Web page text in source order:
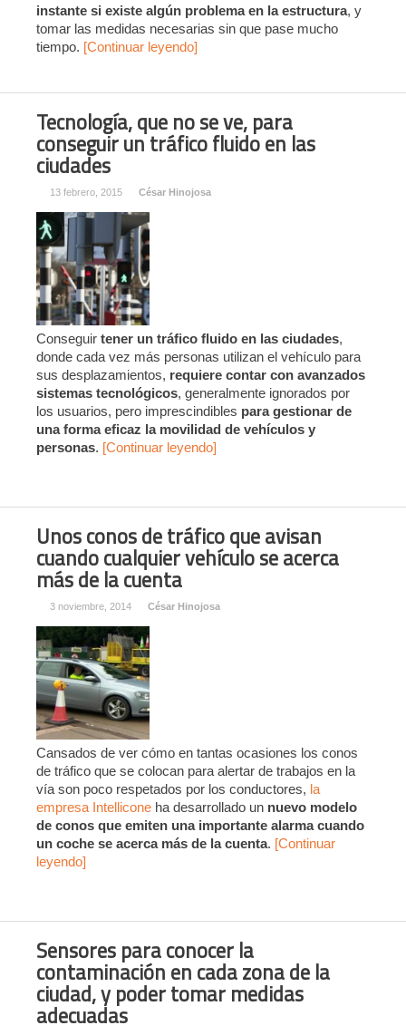
instante si existe algún problema en la estructura, y
tomar las medidas necesarias sin que pase mucho
tiempo. [Continuar leyendo]
Tecnología, que no se ve, para
conseguir un tráfico fluido en las
ciudades
13 febrero, 2015 César Hinojosa
Conseguir tener un tráfico fluido en las ciudades,
donde cada vez más personas utilizan el vehículo para
sus desplazamientos, requiere contar con avanzados
sistemas tecnológicos, generalmente ignorados por
los usuarios, pero imprescindibles para gestionar de
una forma eficaz la movilidad de vehículos y
personas. [Continuar leyendo]
Unos conos de tráfico que avisan
cuando cualquier vehículo se acerca
más de la cuenta
3 noviembre, 2014 César Hinojosa
Cansados de ver cómo en tantas ocasiones los conos
de tráfico que se colocan para alertar de trabajos en la
vía son poco respetados por los conductores, la
empresa Intellicone ha desarrollado un nuevo modelo
de conos que emiten una importante alarma cuando
un coche se acerca más de la cuenta. [Continuar
leyendo]
Sensores para conocer la
contaminación en cada zona de la
ciudad, y poder tomar medidas
adecuadas